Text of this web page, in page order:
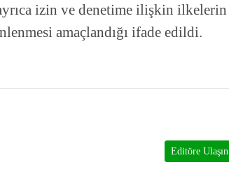
izin ve denetime ilişkin ilkelerin
amaçlandığı ifade edildi.
Editöre Ulaşın